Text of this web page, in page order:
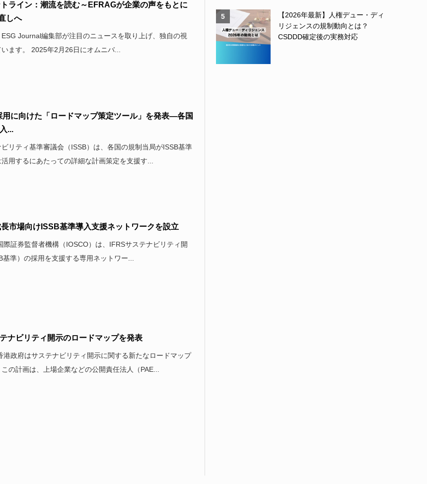
ライン：潮流を読む～EFRAGが企業の声をもとに
しへ
Journal編集部が注目のニュースを取り上げ、独自の視
ます。 2025年2月26日にオムニバ...
用に向けた「ロードマップ策定ツール」を発表―各国
...
リティ基準審議会（ISSB）は、各国の規制当局がISSB基準
用するにあたっての詳細な計画策定を支援す...
長市場向けISSB基準導入支援ネットワークを設立
際証券監督者機構（IOSCO）は、IFRSサステナビリティ開
基準）の採用を支援する専用ネットワー...
ナビリティ開示のロードマップを発表
港政府はサステナビリティ開示に関する新たなロードマップ
の計画は、上場企業などの公開責任法人（PAE...
5
【2026年最新】人権デュー・ディ
リジェンスの規制動向とは？
CSDDD確定後の実務対応